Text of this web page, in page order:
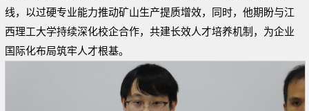
线，以过硬专业能力推动矿山生产提质增效，同时，他期盼与江
西理工大学持续深化校企合作，共建长效人才培养机制，为企业
国际化布局筑牢人才根基。